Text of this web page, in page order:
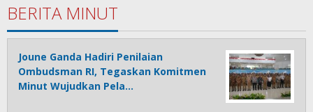
BERITA MINUT
Joune Ganda Hadiri Penilaian
Ombudsman RI, Tegaskan Komitmen
Minut Wujudkan Pela…